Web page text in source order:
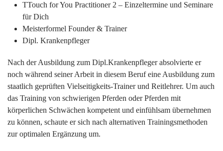
TTouch for You Practitioner 2 – Einzeltermine und Seminare
für Dich
Meisterformel Founder & Trainer
Dipl. Krankenpfleger
Nach der Ausbildung zum Dipl.Krankenpfleger absolvierte er
noch während seiner Arbeit in diesem Beruf eine Ausbildung zum
staatlich geprüften Vielseitigkeits-Trainer und Reitlehrer. Um auch
das Training von schwierigen Pferden oder Pferden mit
körperlichen Schwächen kompetent und einfühlsam übernehmen
zu können, schaute er sich nach alternativen Trainingsmethoden
zur optimalen Ergänzung um.